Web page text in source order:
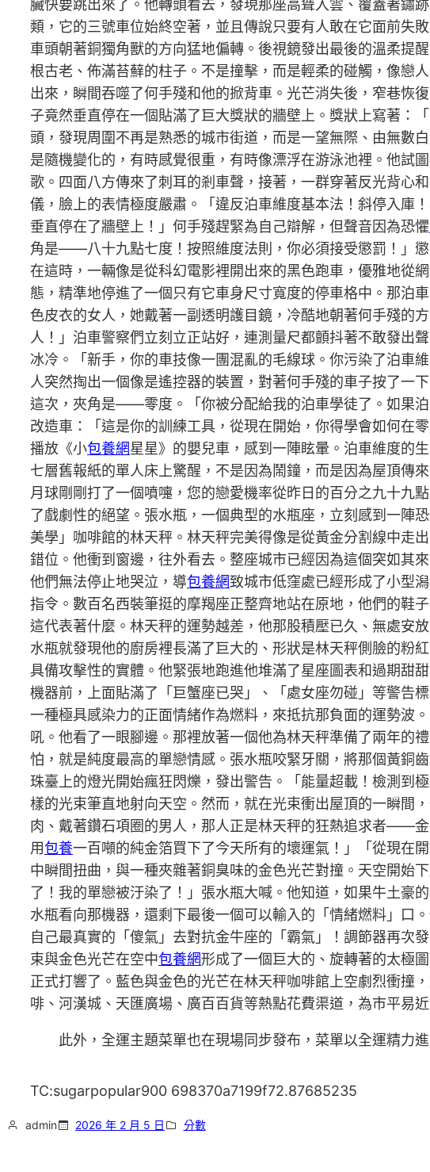
臟快要跳出來了。他轉頭看去，發現那座高聳入雲、覆蓋著鏽
類，它的三號車位始終空著，並且傳說只要有人敢在它面前失
車頭朝著銅獨角獸的方向猛地偏轉。後視鏡發出最後的溫柔提
根古老、佈滿苔蘚的柱子。不是撞擊，而是輕柔的碰觸，像戀
出來，瞬間吞噬了何手殘和他的掀背車。光芒消失後，窄巷恢
子竟然垂直停在一個貼滿了巨大獎狀的牆壁上。獎狀上寫著
頭，發現周圍不再是熟悉的城市街道，而是一望無際、由無數
是隨機變化的，有時感覺很重，有時像漂浮在游泳池裡。他試
歌。四面八方傳來了刺耳的剎車聲，接著，一群穿著反光背心
儀，臉上的表情極度嚴肅。「違反泊車維度基本法！斜停入庫
垂直停在了牆壁上！」何手殘趕緊為自己辯解，但聲音因為恐懼
角是——八十九點七度！按照維度法則，你必須接受懲罰！」
在這時，一輛像是從科幻電影裡開出來的黑色跑車，優雅地從
態，精準地停進了一個只有它車身尺寸寬度的停車格中。那泊
色皮衣的女人，她戴著一副透明護目鏡，冷酷地朝著何手殘的
人！」泊車警察們立刻立正站好，連測量尺都顫抖著不敢發出
冰冷。「新手，你的車技像一團混亂的毛線球。你污染了泊
人突然掏出一個像是遙控器的裝置，對著何手殘的車子按了一
這次，夾角是——零度。「你被分配給我的泊車學徒了。如果
改造車：「這是你的訓練工具，從現在開始，你得學會如何在
播放《小包養網星星》的嬰兒車，感到一陣眩暈。泊車維度的
七層舊報紙的單人床上驚醒，不是因為鬧鐘，而是因為屋頂傳
月球剛剛打了一個噴嚏，您的戀愛機率從昨日的百分之九十九
了戲劇性的絕望。張水瓶，一個典型的水瓶座，立刻感到一陣
美學」咖啡館的林天秤。林天秤完美得像是從黃金分割線中走
錯位。他衝到窗邊，往外看去。整座城市已經因為這個突如其
他們無法停止地哭泣，導包養網致城市低窪處已經形成了小型
指令。數百名西裝筆挺的摩羯座正整齊地站在原地，他們的鞋
這代表著什麼。林天秤的運勢越差，他那股積壓已久、無處安
水瓶就發現他的廚房裡長滿了巨大的、形狀是林天秤側臉的粉
具備攻擊性的實體。他緊張地跑進他堆滿了星座圖表和過期甜
機器前，上面貼滿了「巨蟹座已哭」、「處女座勿碰」等警告
一種極具感染力的正面情緒作為燃料，來抵抗那負面的運勢波
吼。他看了一眼腳邊。那裡放著一個他為林天秤準備了兩年的
怕，就是純度最高的單戀情感。張水瓶咬緊牙關，將那個黃銅
珠臺上的燈光開始瘋狂閃爍，發出警告。「能量超載！檢測到
樣的光束筆直地射向天空。然而，就在光束衝出屋頂的一瞬間
肉、戴著鑽石項圈的男人，那人正是林天秤的狂熱追求者——
用包養一百噸的純金箔買下了今天所有的壞運氣！」「從現在
中瞬間扭曲，與一種夾雜著銅臭味的金色光芒對撞。天空開始
了！我的單戀被汙染了！」張水瓶大喊。他知道，如果牛土豪
水瓶看向那機器，還剩下最後一個可以輸入的「情緒燃料」口
自己最真實的「傻氣」去對抗金牛座的「霸氣」！調節器再次
束與金色光芒在空中包養網形成了一個巨大的、旋轉著的太極
正式打響了。藍色與金色的光芒在林天秤咖啡館上空劇烈衝撞
啡、河漢城、天匯廣場、廣百百貨等熱點花費渠道，為市平易
此外，全運主題菜單也在現場同步發布，菜單以全運精力
TC:sugarpopular900 698370a7199f72.87685235
admin 2026 年 2 月 5 日 分數